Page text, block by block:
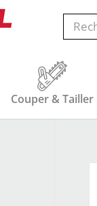
Couper & Tailler